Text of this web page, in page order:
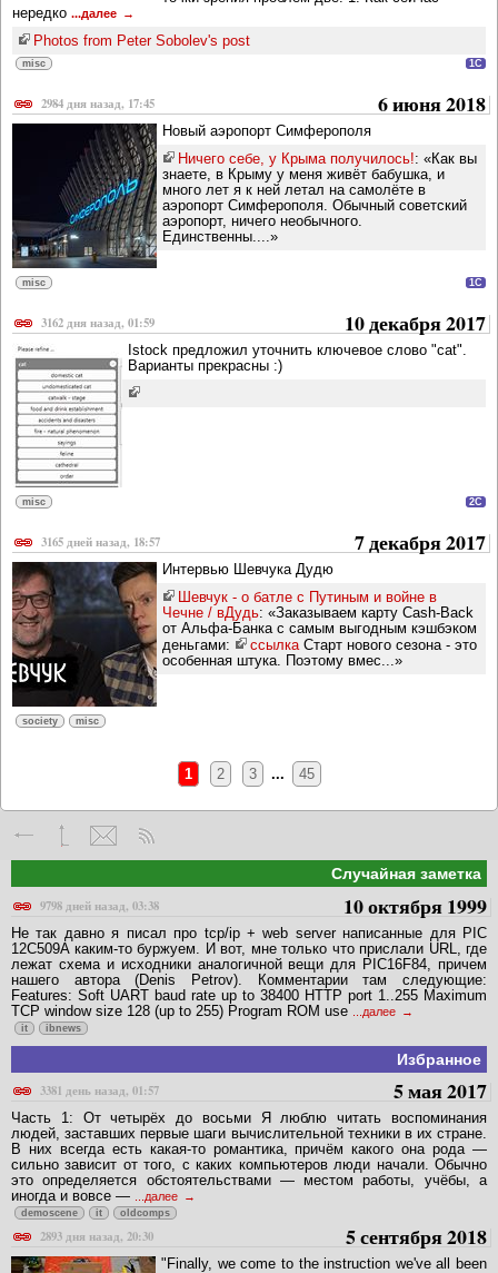
нередко ...далее
Photos from Peter Sobolev's post
misc 1C
2984 дня назад, 17:45 6 июня 2018
Новый аэропорт Симферополя
Ничего себе, у Крыма получилось!: «Как вы
знаете, в Крыму у меня живёт бабушка, и
много лет я к ней летал на самолёте в
аэропорт Симферополя. Обычный советский
аэропорт, ничего необычного.
Единственны....»
misc 1C
3162 дня назад, 01:59 10 декабря 2017
Istock предложил уточнить ключевое слово "cat".
Варианты прекрасны :)
misc 2C
3165 дней назад, 18:57 7 декабря 2017
Интервью Шевчука Дудю
Шевчук - о батле с Путиным и войне в
Чечне / вДудь: «Заказываем карту Cash-Back
от Альфа-Банка с самым выгодным кэшбэком
деньгами:
ссылкаСтарт нового сезона - это
особенная штука. Поэтому вмес...»
society misc
1 2 3 ... 45
Случайная заметка
9798 дней назад, 03:38
10 октября 1999
Не так давно я писал про tcp/ip + web server написанные для PIC
12C509A каким-то буржуем. И вот, мне только что прислали URL, где
лежат схема и исходники аналогичной вещи для PIC16F84, причем
нашего автора (Denis Petrov). Комментарии там следующие:
Features: Soft UART baud rate up to 38400 HTTP port 1..255 Maximum
TCP window size 128 (up to 255) Program ROM use
...далее
it ibnews
Избранное
3381 день назад, 01:57
5 мая 2017
Часть 1: От четырёх до восьми Я люблю читать воспоминания
людей, заставших первые шаги вычислительной техники в их стране.
В них всегда есть какая-то романтика, причём какого она рода —
сильно зависит от того, с каких компьютеров люди начали. Обычно
это определяется обстоятельствами — местом работы, учёбы, а
иногда и вовсе —
...далее
demoscene it oldcomps
2893 дня назад, 20:30 5 сентября 2018
"Finally, we come to the instruction we've all been